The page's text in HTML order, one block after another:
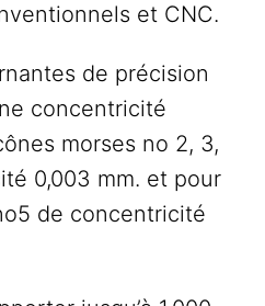
et CNC.
de précision
concentricité
morses no 2, 3,
0,003 mm. et pour
de concentricité